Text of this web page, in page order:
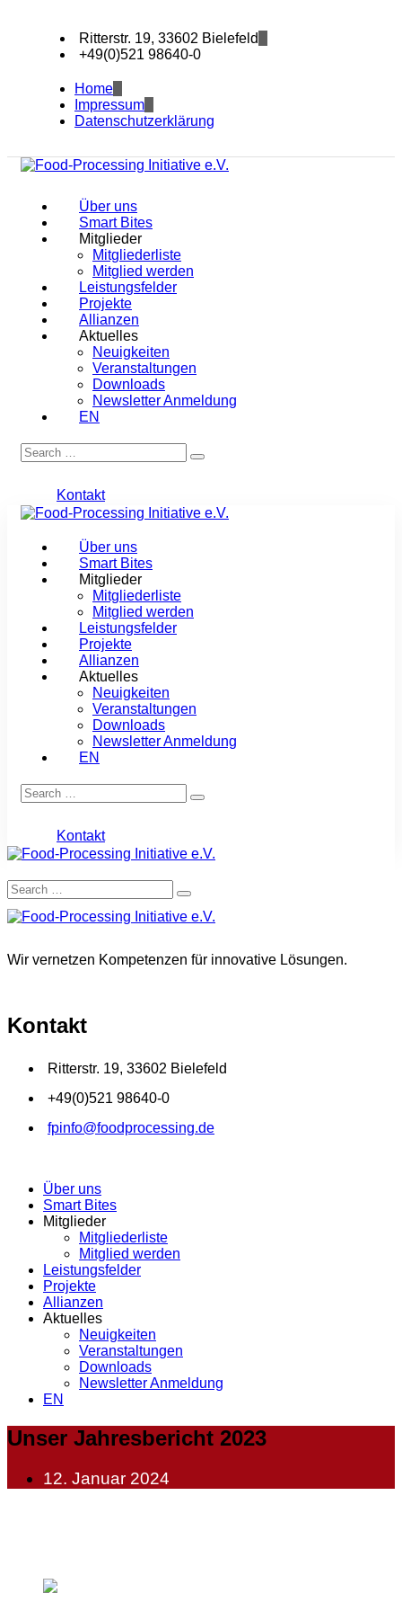
Ritterstr. 19, 33602 Bielefeld
+49(0)521 98640-0
Home
Impressum
Datenschutzerklärung
Über uns
Smart Bites
Mitglieder
Mitgliederliste
Mitglied werden
Leistungsfelder
Projekte
Allianzen
Aktuelles
Neuigkeiten
Veranstaltungen
Downloads
Newsletter Anmeldung
EN
Kontakt
Über uns
Smart Bites
Mitglieder
Mitgliederliste
Mitglied werden
Leistungsfelder
Projekte
Allianzen
Aktuelles
Neuigkeiten
Veranstaltungen
Downloads
Newsletter Anmeldung
EN
Kontakt
Wir vernetzen Kompetenzen für innovative Lösungen.
Kontakt
Ritterstr. 19, 33602 Bielefeld
+49(0)521 98640-0
fpinfo@foodprocessing.de
Über uns
Smart Bites
Mitglieder
Mitgliederliste
Mitglied werden
Leistungsfelder
Projekte
Allianzen
Aktuelles
Neuigkeiten
Veranstaltungen
Downloads
Newsletter Anmeldung
EN
Unser Jahresbericht 2023
12. Januar 2024